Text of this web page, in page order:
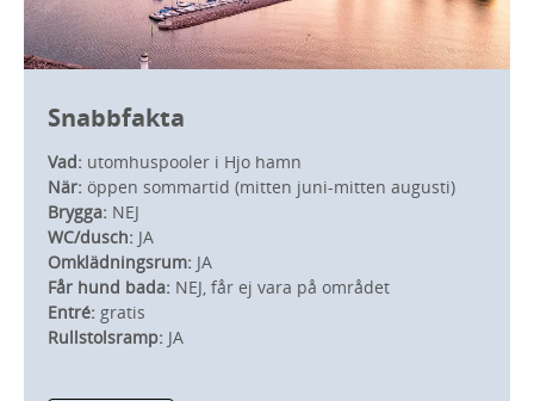
Snabbfakta
Vad: utomhuspooler i Hjo hamn
När: öppen sommartid (mitten juni-mitten augusti)
Brygga: NEJ
WC/dusch: JA
Omklädningsrum: JA
Får hund bada: NEJ, får ej vara på området
Entré: gratis
Rullstolsramp: JA